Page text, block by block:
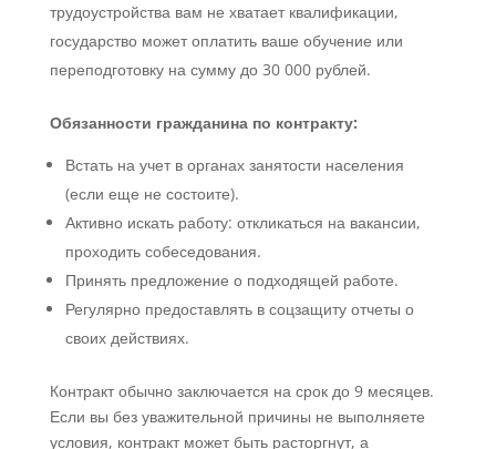
трудоустройства вам не хватает квалификации,
государство может оплатить ваше обучение или
переподготовку на сумму до 30 000 рублей.
Обязанности гражданина по контракту:
Встать на учет в органах занятости населения
(если еще не состоите).
Активно искать работу: откликаться на вакансии,
проходить собеседования.
Принять предложение о подходящей работе.
Регулярно предоставлять в соцзащиту отчеты о
своих действиях.
Контракт обычно заключается на срок до 9 месяцев.
Если вы без уважительной причины не выполняете
условия, контракт может быть расторгнут, а